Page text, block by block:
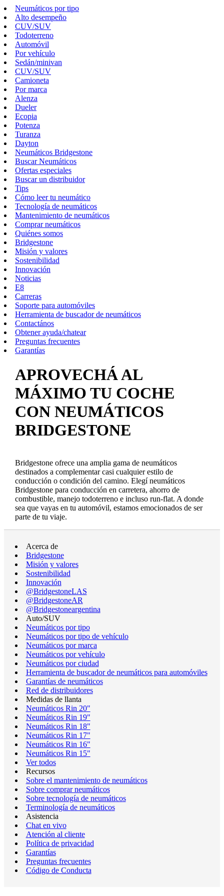
Neumáticos por tipo
Alto desempeño
CUV/SUV
Todoterreno
Automóvil
Por vehículo
Sedán/minivan
CUV/SUV
Camioneta
Por marca
Alenza
Dueler
Ecopia
Potenza
Turanza
Dayton
Neumáticos Bridgestone
Buscar Neumáticos
Ofertas especiales
Buscar un distribuidor
Tips
Cómo leer tu neumático
Tecnología de neumáticos
Mantenimiento de neumáticos
Comprar neumáticos
Quiénes somos
Bridgestone
Misión y valores
Sostenibilidad
Innovación
Noticias
E8
Carreras
Soporte para automóviles
Herramienta de buscador de neumáticos
Contactános
Obtener ayuda/chatear
Preguntas frecuentes
Garantías
APROVECHÁ AL
MÁXIMO TU COCHE
CON NEUMÁTICOS
BRIDGESTONE
Bridgestone ofrece una amplia gama de neumáticos
destinados a complementar casi cualquier estilo de
conducción o condición del camino. Elegí neumáticos
Bridgestone para conducción en carretera, ahorro de
combustible, manejo todoterreno e incluso run-flat. A donde
sea que vayas en tu automóvil, estamos emocionados de ser
parte de tu viaje.
Acerca de
Bridgestone
Misión y valores
Sostenibilidad
Innovación
@BridgestoneLAS
@BridgestoneAR
@Bridgestoneargentina
Auto/SUV
Neumáticos por tipo
Neumáticos por tipo de vehículo
Neumáticos por marca
Neumáticos por vehículo
Neumáticos por ciudad
Herramienta de buscador de neumáticos para automóviles
Garantías de neumáticos
Red de distribuidores
Medidas de llanta
Neumáticos Rin 20"
Neumáticos Rin 19"
Neumáticos Rin 18"
Neumáticos Rin 17"
Neumáticos Rin 16"
Neumáticos Rin 15"
Ver todos
Recursos
Sobre el mantenimiento de neumáticos
Sobre comprar neumáticos
Sobre tecnología de neumáticos
Terminología de neumáticos
Asistencia
Chat en vivo
Atención al cliente
Política de privacidad
Garantías
Preguntas frecuentes
Código de Conducta